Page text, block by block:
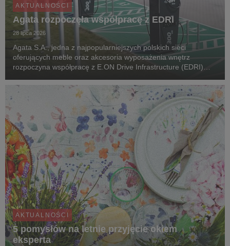
AKTUALNOŚCI
Agata rozpoczęła współpracę z EDRI
28 lipca 2026
Agata S.A., jedna z najpopularniejszych polskich sieci
oferujących meble oraz akcesoria wyposażenia wnętrz
rozpoczyna współpracę z E.ON Drive Infrastructure (EDRI)
pojazdów elektrycznych. Jeszcze w tym roku, pr...
AKTUALNOŚCI
5 pomysłów na letnie przyjęcie okiem
eksperta